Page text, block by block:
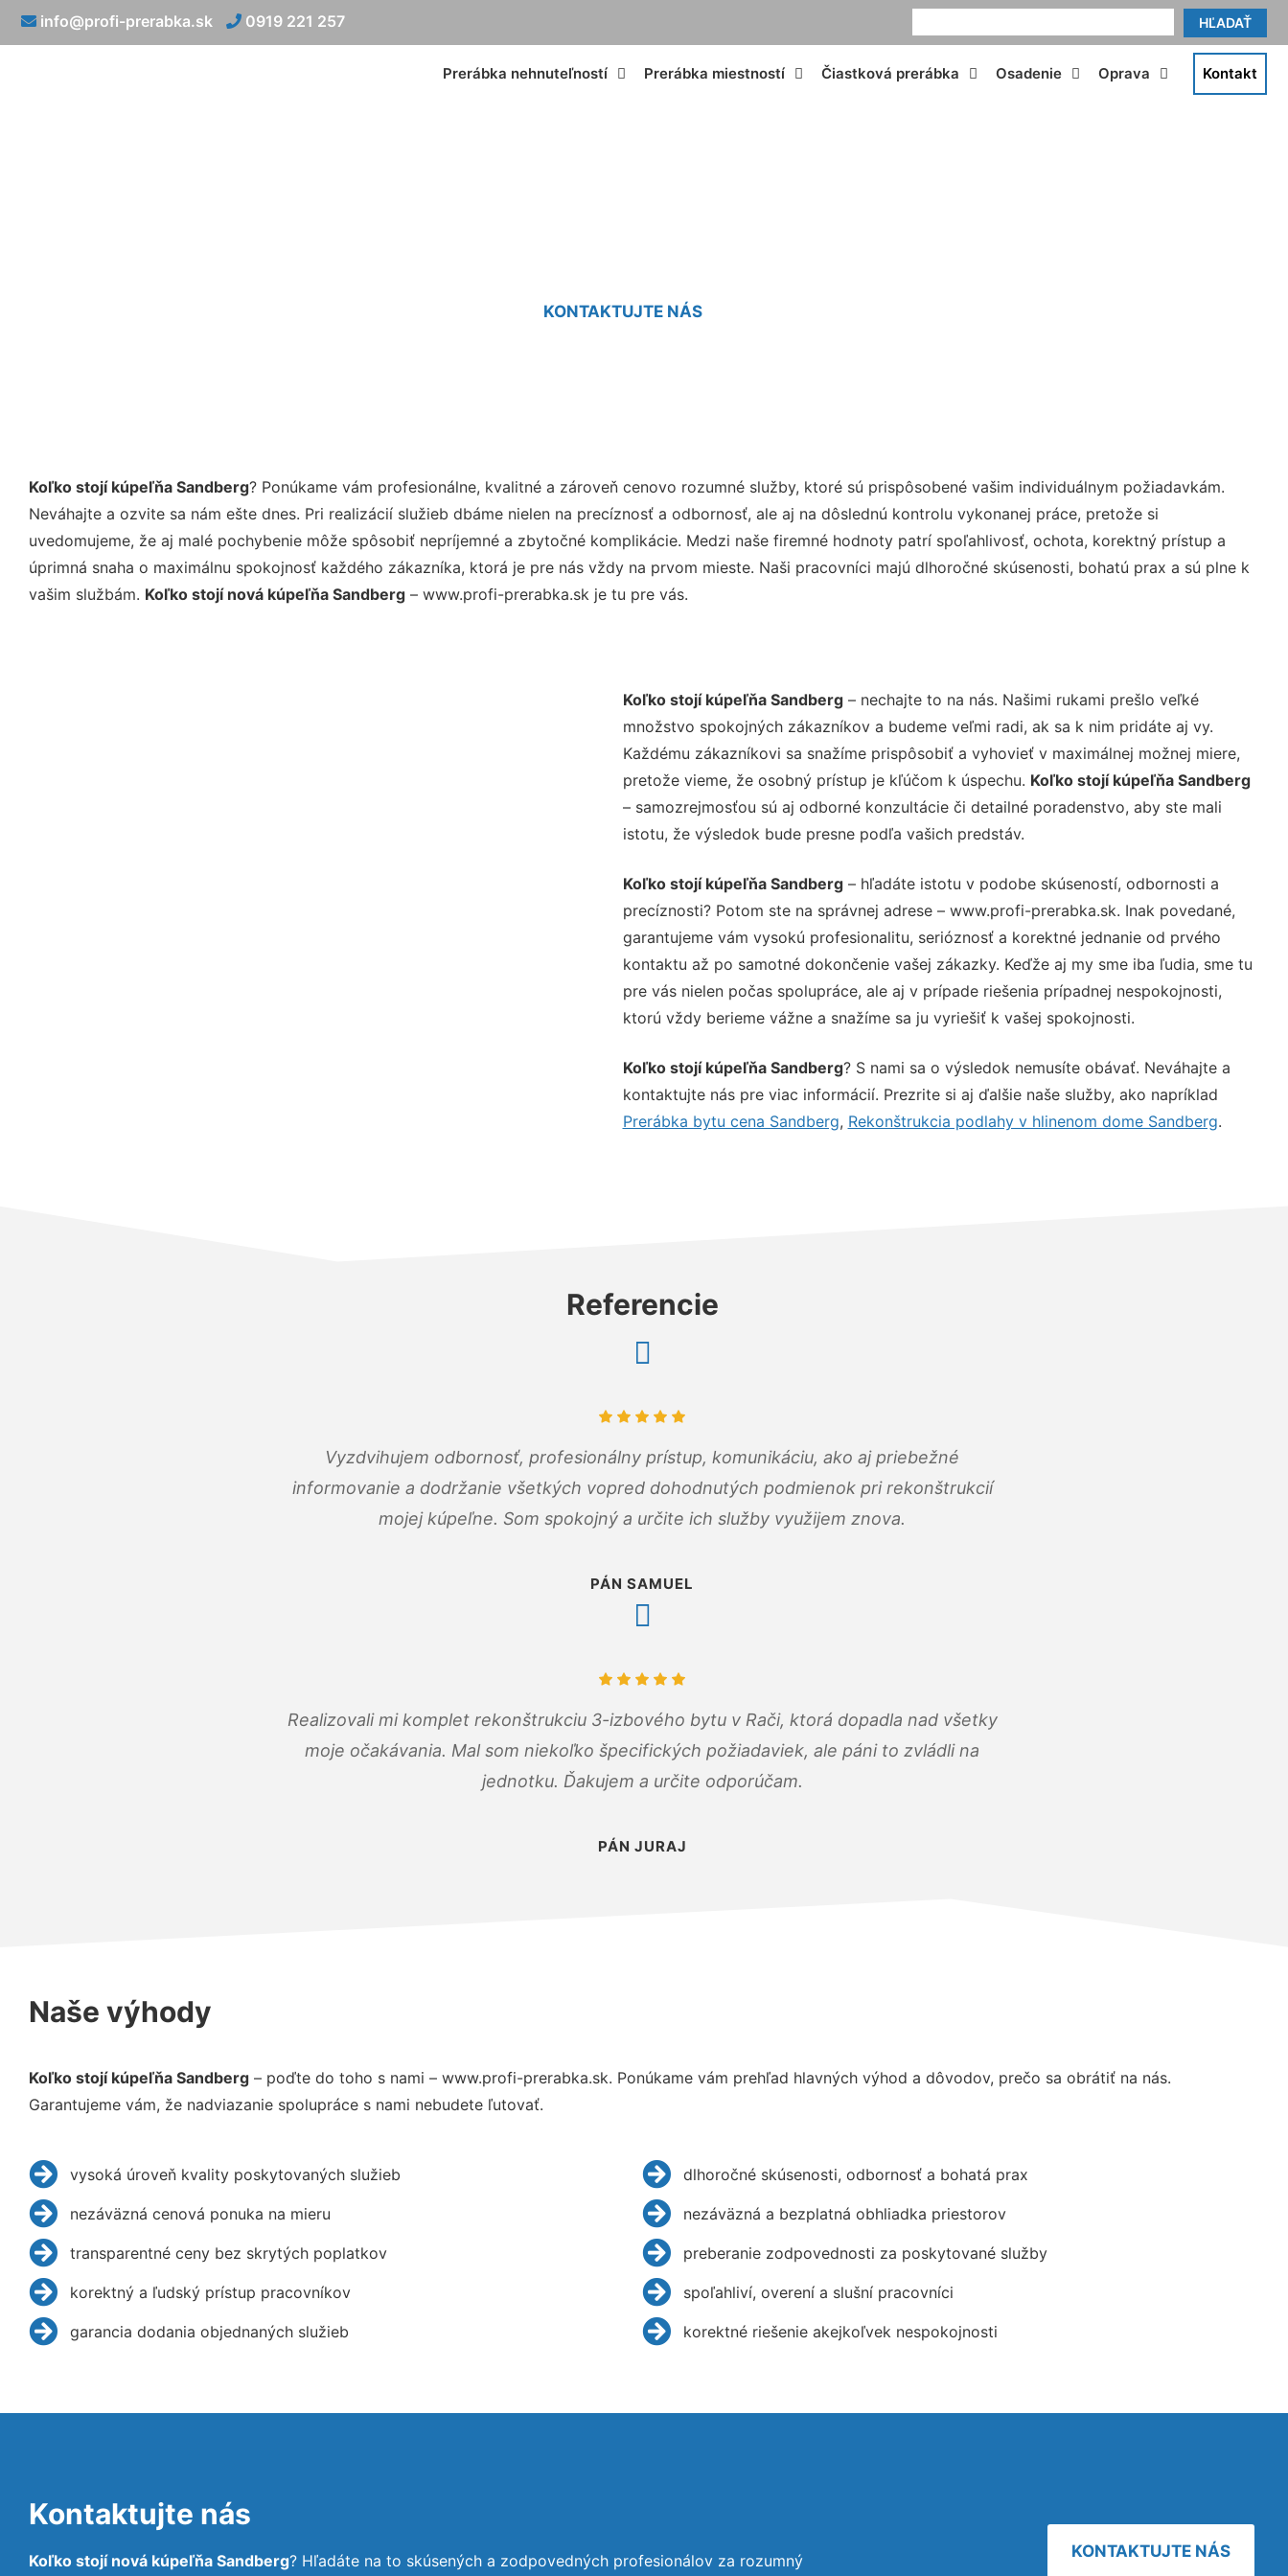
HĽADAŤ
info@profi-prerabka.sk 0919 221 257
Prerábka nehnuteľností Prerábka miestností Čiastková prerábka Osadenie Oprava Kontakt
KONTAKTUJTE NÁS
Koľko stojí kúpeľňa Sandberg? Ponúkame vám profesionálne, kvalitné a zároveň cenovo rozumné služby, ktoré sú prispôsobené vašim individuálnym požiadavkám.
Neváhajte a ozvite sa nám ešte dnes. Pri realizácií služieb dbáme nielen na precíznosť a odbornosť, ale aj na dôslednú kontrolu vykonanej práce, pretože si
uvedomujeme, že aj malé pochybenie môže spôsobiť nepríjemné a zbytočné komplikácie. Medzi naše firemné hodnoty patrí spoľahlivosť, ochota, korektný prístup a
úprimná snaha o maximálnu spokojnosť každého zákazníka, ktorá je pre nás vždy na prvom mieste. Naši pracovníci majú dlhoročné skúsenosti, bohatú prax a sú plne k
vašim službám. Koľko stojí nová kúpeľňa Sandberg – www.profi-prerabka.sk je tu pre vás.
Koľko stojí kúpeľňa Sandberg– nechajte to na nás. Našimi rukami prešlo veľké
množstvo spokojných zákazníkov a budeme veľmi radi, ak sa k nim pridáte aj vy.
Každému zákazníkovi sa snažíme prispôsobiť a vyhovieť v maximálnej možnej miere,
pretože vieme, že osobný prístup je kľúčom k úspechu. Koľko stojí kúpeľňa Sandberg
– samozrejmosťou sú aj odborné konzultácie či detailné poradenstvo, aby ste mali
istotu, že výsledok bude presne podľa vašich predstáv.
Koľko stojí kúpeľňa Sandberg– hľadáte istotu v podobe skúseností, odbornosti a
precíznosti? Potom ste na správnej adrese – www.profi-prerabka.sk. Inak povedané,
garantujeme vám vysokú profesionalitu, serióznosť a korektné jednanie od prvého
kontaktu až po samotné dokončenie vašej zákazky. Keďže aj my sme iba ľudia, sme tu
pre vás nielen počas spolupráce, ale aj v prípade riešenia prípadnej nespokojnosti,
ktorú vždy berieme vážne a snažíme sa ju vyriešiť k vašej spokojnosti.
Koľko stojí kúpeľňa Sandberg? S nami sa o výsledok nemusíte obávať. Neváhajte a
kontaktujte nás pre viac informácií. Prezrite si aj ďalšie naše služby, ako napríklad
Prerábka bytu cena Sandberg, Rekonštrukcia podlahy v hlinenom dome Sandberg.
Referencie
Vyzdvihujem odbornosť, profesionálny prístup, komunikáciu, ako aj priebežné
informovanie a dodržanie všetkých vopred dohodnutých podmienok pri rekonštrukcií
mojej kúpeľne. Som spokojný a určite ich služby využijem znova.
PÁN SAMUEL
Realizovali mi komplet rekonštrukciu 3-izbového bytu v Rači, ktorá dopadla nad všetky
moje očakávania. Mal som niekoľko špecifických požiadaviek, ale páni to zvládli na
jednotku. Ďakujem a určite odporúčam.
PÁN JURAJ
Naše výhody
Koľko stojí kúpeľňa Sandberg – poďte do toho s nami – www.profi-prerabka.sk. Ponúkame vám prehľad hlavných výhod a dôvodov, prečo sa obrátiť na nás.
Garantujeme vám, že nadviazanie spolupráce s nami nebudete ľutovať.
vysoká úroveň kvality poskytovaných služieb
nezáväzná cenová ponuka na mieru
transparentné ceny bez skrytých poplatkov
korektný a ľudský prístup pracovníkov
garancia dodania objednaných služieb
dlhoročné skúsenosti, odbornosť a bohatá prax
nezáväzná a bezplatná obhliadka priestorov
preberanie zodpovednosti za poskytované služby
spoľahliví, overení a slušní pracovníci
korektné riešenie akejkoľvek nespokojnosti
Kontaktujte nás
Koľko stojí nová kúpeľňa Sandberg? Hľadáte na to skúsených a zodpovedných profesionálov za rozumný KONTAKTUJTE NÁS